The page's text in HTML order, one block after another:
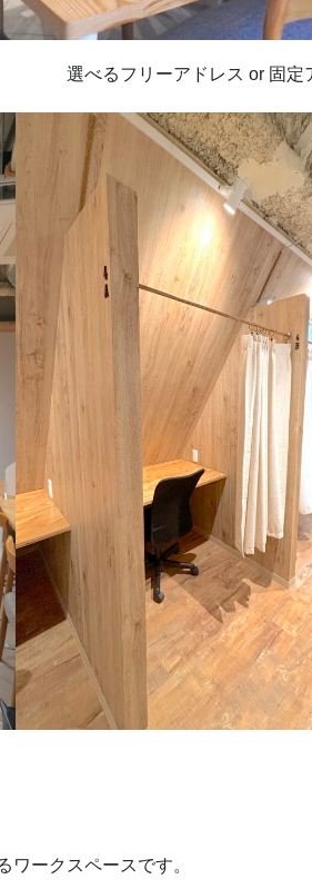
選べるフリーアドレス or 固定
ワークスペースです。